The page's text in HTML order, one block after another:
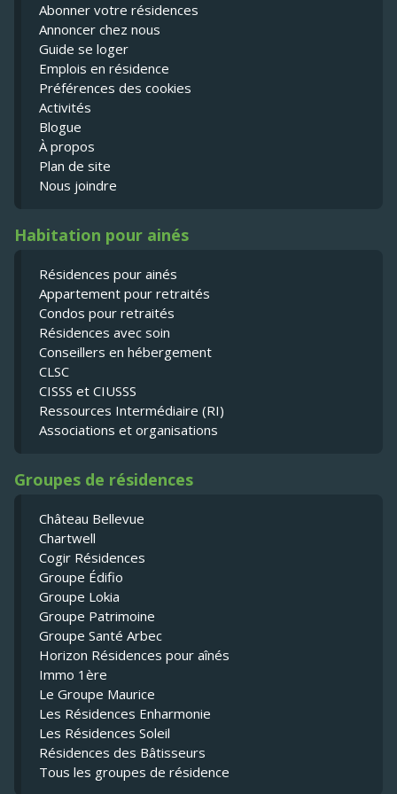
Abonner votre résidences
Annoncer chez nous
Guide se loger
Emplois en résidence
Préférences des cookies
Activités
Blogue
À propos
Plan de site
Nous joindre
Habitation pour ainés
Résidences pour ainés
Appartement pour retraités
Condos pour retraités
Résidences avec soin
Conseillers en hébergement
CLSC
CISSS et CIUSSS
Ressources Intermédiaire (RI)
Associations et organisations
Groupes de résidences
Château Bellevue
Chartwell
Cogir Résidences
Groupe Édifio
Groupe Lokia
Groupe Patrimoine
Groupe Santé Arbec
Horizon Résidences pour aînés
Immo 1ère
Le Groupe Maurice
Les Résidences Enharmonie
Les Résidences Soleil
Résidences des Bâtisseurs
Tous les groupes de résidence